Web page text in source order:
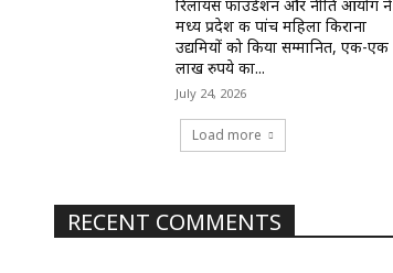
रिलायंस फाउंडेशन और नीति आयोग ने
मध्य प्रदेश की पांच महिला किराना
उद्यमियों को किया सम्मानित, एक-एक
लाख रुपये का...
July 24, 2026
Load more
RECENT COMMENTS